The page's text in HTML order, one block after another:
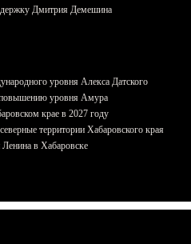
Дмитрия Демешина
уровня Алекса Датского
уровня Амура
крае в 2027 году
территории Хабаровского края
в Хабаровске